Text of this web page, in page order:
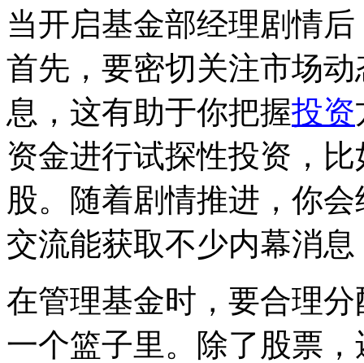
当开启基金部经理剧情
首先，要密切关注市场
息，这有助于你把握投资
资金进行试探性投资，
股。随着剧情推进，你
交流能获取不少内幕消
在管理基金时，要合理
一个篮子里。除了股票